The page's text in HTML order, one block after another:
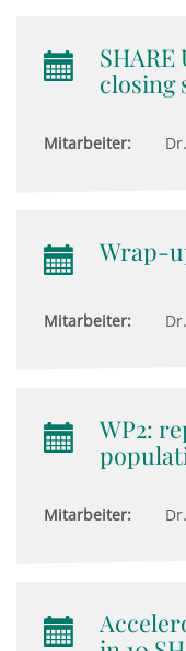
closing
Mitarbeiter:
Wrap-
Mitarbeiter:
WP2:
Mitarbeiter: